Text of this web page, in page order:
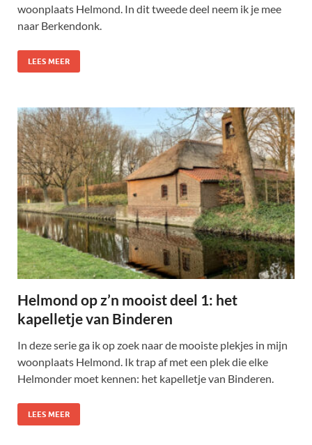
woonplaats Helmond. In dit tweede deel neem ik je mee
naar Berkendonk.
LEES MEER
Helmond op z’n mooist deel 1: het
kapelletje van Binderen
In deze serie ga ik op zoek naar de mooiste plekjes in mijn
woonplaats Helmond. Ik trap af met een plek die elke
Helmonder moet kennen: het kapelletje van Binderen.
LEES MEER